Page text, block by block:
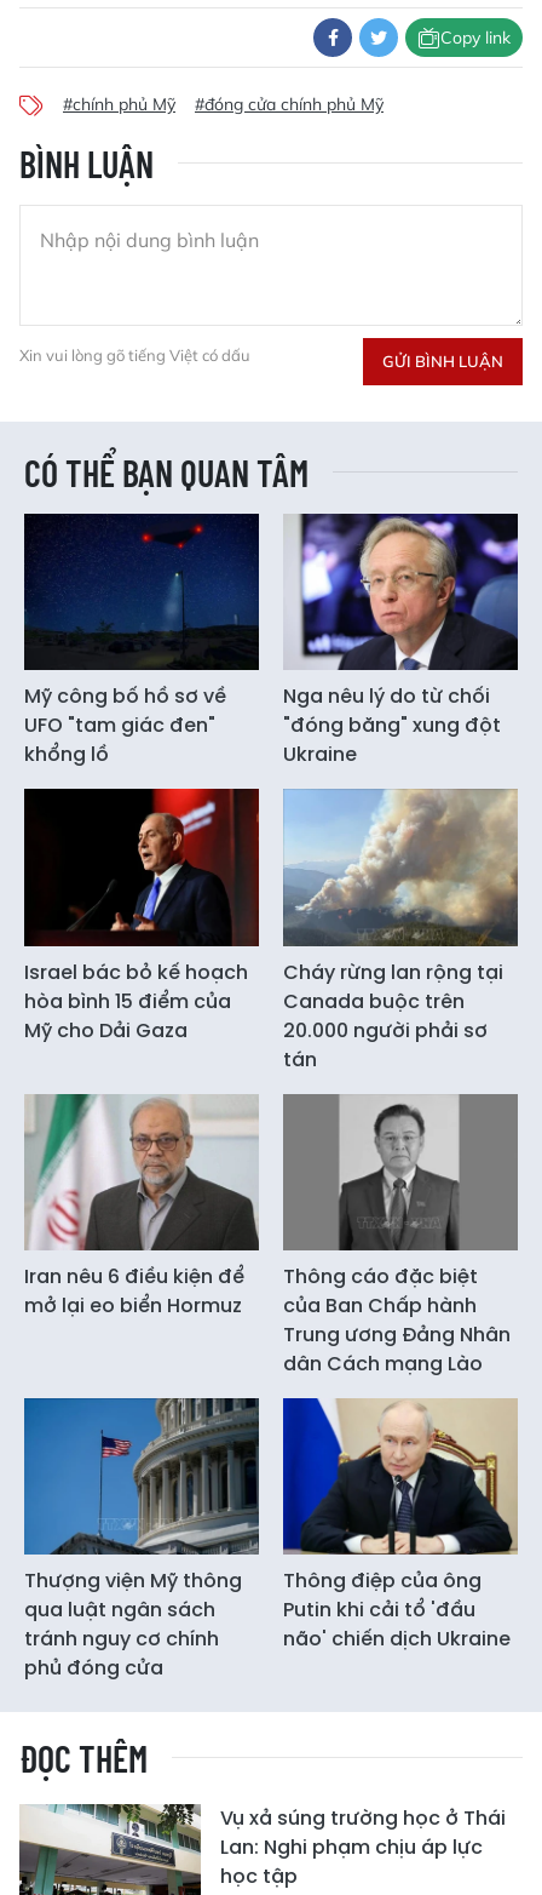
Copy link
#chính phủ Mỹ #đóng cửa chính phủ Mỹ
BÌNH LUẬN
Xin vui lòng gõ tiếng Việt có dấu GỬI BÌNH LUẬN
CÓ THỂ BẠN QUAN TÂM
Mỹ công bố hồ sơ về
UFO "tam giác đen"
khổng lồ
Nga nêu lý do từ chối
"đóng băng" xung đột
Ukraine
Israel bác bỏ kế hoạch
hòa bình 15 điểm của
Mỹ cho Dải Gaza
Cháy rừng lan rộng tại
Canada buộc trên
20.000 người phải sơ
tán
Iran nêu 6 điều kiện để
mở lại eo biển Hormuz
Thông cáo đặc biệt
của Ban Chấp hành
Trung ương Đảng Nhân
dân Cách mạng Lào
Thượng viện Mỹ thông
qua luật ngân sách
tránh nguy cơ chính
phủ đóng cửa
Thông điệp của ông
Putin khi cải tổ 'đầu
não' chiến dịch Ukraine
ĐỌC THÊM
Vụ xả súng trường học ở Thái
Lan: Nghi phạm chịu áp lực
học tập